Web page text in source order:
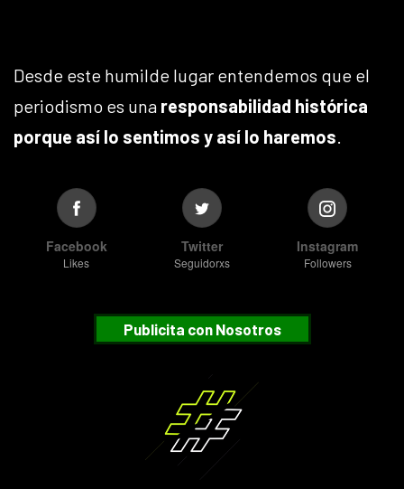
Desde este humilde lugar entendemos que el
periodismo es una responsabilidad histórica
porque así lo sentimos y así lo haremos.
Facebook
Likes
Twitter
Seguidorxs
Instagram
Followers
Publicita con Nosotros
Suscribete
¿Desea recibir nuestras notificaciones?